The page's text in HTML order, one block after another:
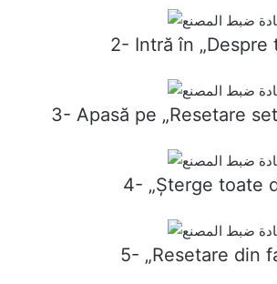
2- Intră în „Despre
3- Apasă pe „Resetare
4- „Șterge toate
5- „Resetare din